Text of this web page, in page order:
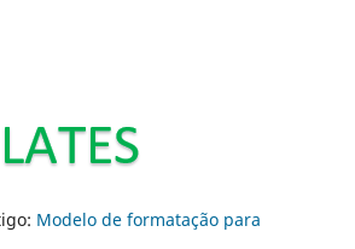
Modelo de formatação para